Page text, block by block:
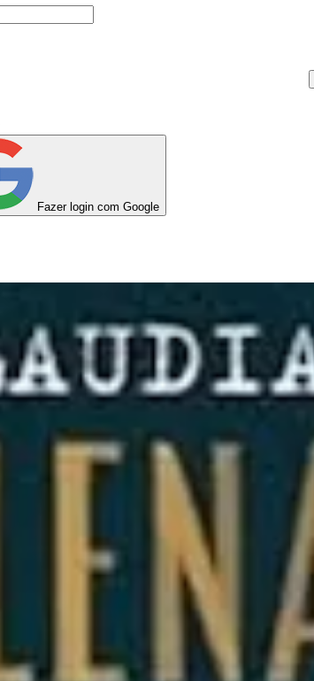
Fazer login com Google